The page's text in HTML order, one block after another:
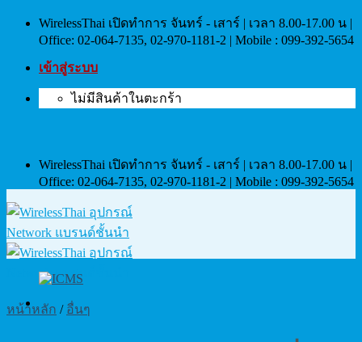
Skip
content
WirelessThai เปิดทำการ จันทร์ - เสาร์ | เวลา 8.00-17.00 น |
Office: 02-064-7135, 02-970-1181-2 | Mobile : 099-392-5654
เข้าสู่ระบบ
ไม่มีสินค้าในตะกร้า
WirelessThai เปิดทำการ จันทร์ - เสาร์ | เวลา 8.00-17.00 น |
Office: 02-064-7135, 02-970-1181-2 | Mobile : 099-392-5654
หน้าหลัก / อื่นๆ